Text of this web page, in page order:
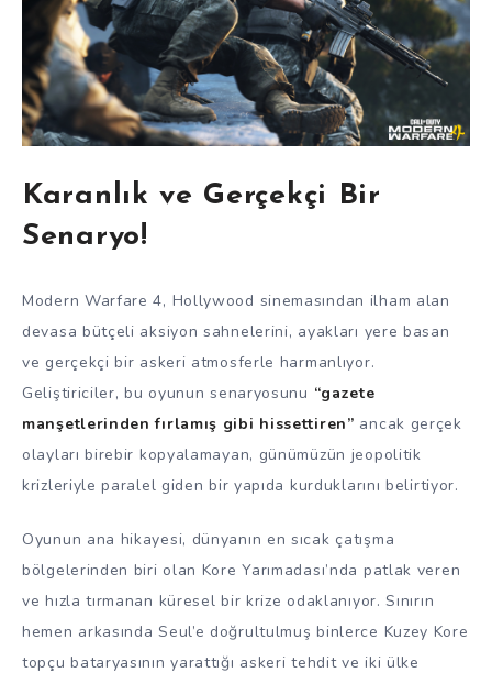
Karanlık ve Gerçekçi Bir
Senaryo!
Modern Warfare 4, Hollywood sinemasından ilham alan
devasa bütçeli aksiyon sahnelerini, ayakları yere basan
ve gerçekçi bir askeri atmosferle harmanlıyor.
Geliştiriciler, bu oyunun senaryosunu “gazete
manşetlerinden fırlamış gibi hissettiren” ancak gerçek
olayları birebir kopyalamayan, günümüzün jeopolitik
krizleriyle paralel giden bir yapıda kurduklarını belirtiyor.
Oyunun ana hikayesi, dünyanın en sıcak çatışma
bölgelerinden biri olan Kore Yarımadası’nda patlak veren
ve hızla tırmanan küresel bir krize odaklanıyor. Sınırın
hemen arkasında Seul’e doğrultulmuş binlerce Kuzey Kore
topçu bataryasının yarattığı askeri tehdit ve iki ülke